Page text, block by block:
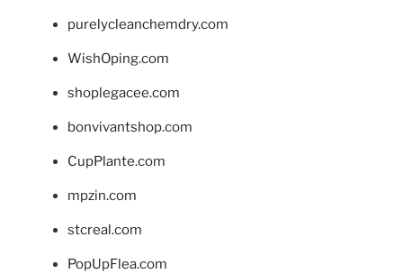
purelycleanchemdry.com
WishOping.com
shoplegacee.com
bonvivantshop.com
CupPlante.com
mpzin.com
stcreal.com
PopUpFlea.com